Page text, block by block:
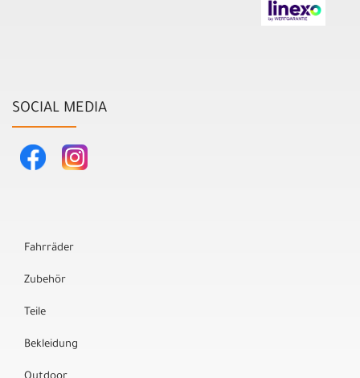
SOCIAL MEDIA
Fahrräder
Zubehör
Teile
Bekleidung